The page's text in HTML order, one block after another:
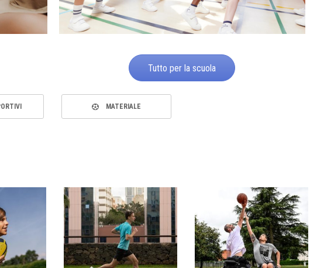
Tutto per la scuola
MATERIALE